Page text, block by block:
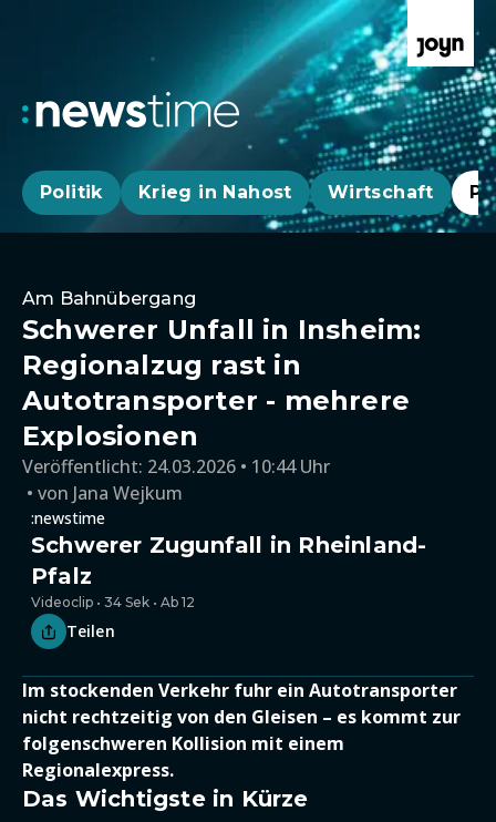
Politik Krieg in Nahost Wirtschaft
Am Bahnübergang
Schwerer Unfall in Insheim:
Regionalzug rast in
Autotransporter - mehrere
Explosionen
Veröffentlicht: 24.03.2026 • 10:44 Uhr
von Jana Wejkum
:newstime
Schwerer Zugunfall in Rheinland-
Pfalz
Videoclip • 34 Sek • Ab 12
Teilen
Im stockenden Verkehr fuhr ein Autotransporter
nicht rechtzeitig von den Gleisen – es kommt zur
folgenschweren Kollision mit einem
Regionalexpress.
Das Wichtigste in Kürze